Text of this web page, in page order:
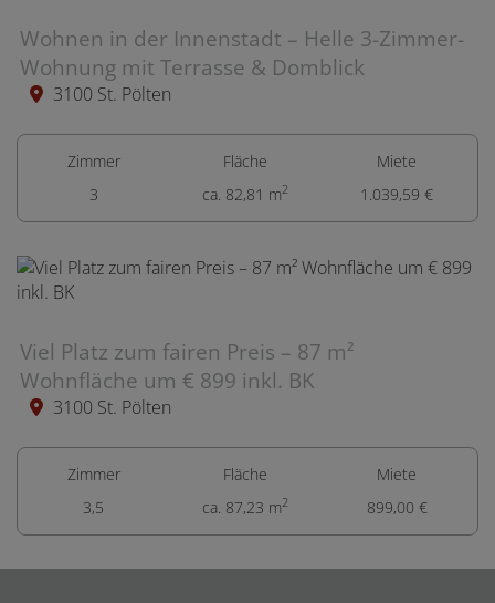
Wohnen in der Innenstadt – Helle 3-Zimmer-
Wohnung mit Terrasse & Domblick
3100 St. Pölten
Zimmer
3
Fläche
ca. 82,81 m2
Miete
1.039,59 €
Viel Platz zum fairen Preis – 87 m²
Wohnfläche um € 899 inkl. BK
3100 St. Pölten
Zimmer
3,5
Fläche
ca. 87,23 m2
Miete
899,00 €